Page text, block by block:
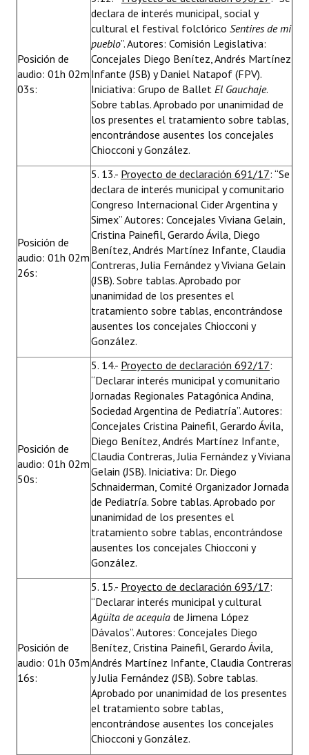
Posición de
audio: 01h 02m
03s:
declara de interés municipal, social y
cultural el festival folclórico Sentires de mi
pueblo”. Autores: Comisión Legislativa:
Concejales Diego Benítez, Andrés Martínez
Infante (JSB) y Daniel Natapof (FPV).
Iniciativa: Grupo de Ballet El Gauchaje.
Sobre tablas. Aprobado por unanimidad de
los presentes el tratamiento sobre tablas,
encontrándose ausentes los concejales
Chiocconi y González.
Posición de
audio: 01h 02m
26s:
5. 13.- Proyecto de declaración 691/17: “Se
declara de interés municipal y comunitario
Congreso Internacional Cider Argentina y
Simex” Autores: Concejales Viviana Gelain,
Cristina Painefil, Gerardo Ávila, Diego
Benítez, Andrés Martínez Infante, Claudia
Contreras, Julia Fernández y Viviana Gelain
(JSB). Sobre tablas. Aprobado por
unanimidad de los presentes el
tratamiento sobre tablas, encontrándose
ausentes los concejales Chiocconi y
González.
Posición de
audio: 01h 02m
50s:
5. 14.- Proyecto de declaración 692/17:
“Declarar interés municipal y comunitario
Jornadas Regionales Patagónica Andina,
Sociedad Argentina de Pediatría”. Autores:
Concejales Cristina Painefil, Gerardo Ávila,
Diego Benítez, Andrés Martínez Infante,
Claudia Contreras, Julia Fernández y Viviana
Gelain (JSB). Iniciativa: Dr. Diego
Schnaiderman, Comité Organizador Jornada
de Pediatría. Sobre tablas. Aprobado por
unanimidad de los presentes el
tratamiento sobre tablas, encontrándose
ausentes los concejales Chiocconi y
González.
Posición de
audio: 01h 03m
16s:
5. 15.- Proyecto de declaración 693/17:
“Declarar interés municipal y cultural
Agüita de acequia de Jimena López
Dávalos”. Autores: Concejales Diego
Benítez, Cristina Painefil, Gerardo Ávila,
Andrés Martínez Infante, Claudia Contreras
y Julia Fernández (JSB). Sobre tablas.
Aprobado por unanimidad de los presentes
el tratamiento sobre tablas,
encontrándose ausentes los concejales
Chiocconi y González.